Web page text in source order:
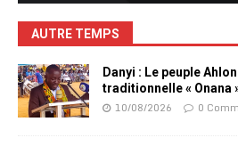
AUTRE TEMPS
Danyi : Le peuple
traditionnelle « Onana
10/08/2026 0